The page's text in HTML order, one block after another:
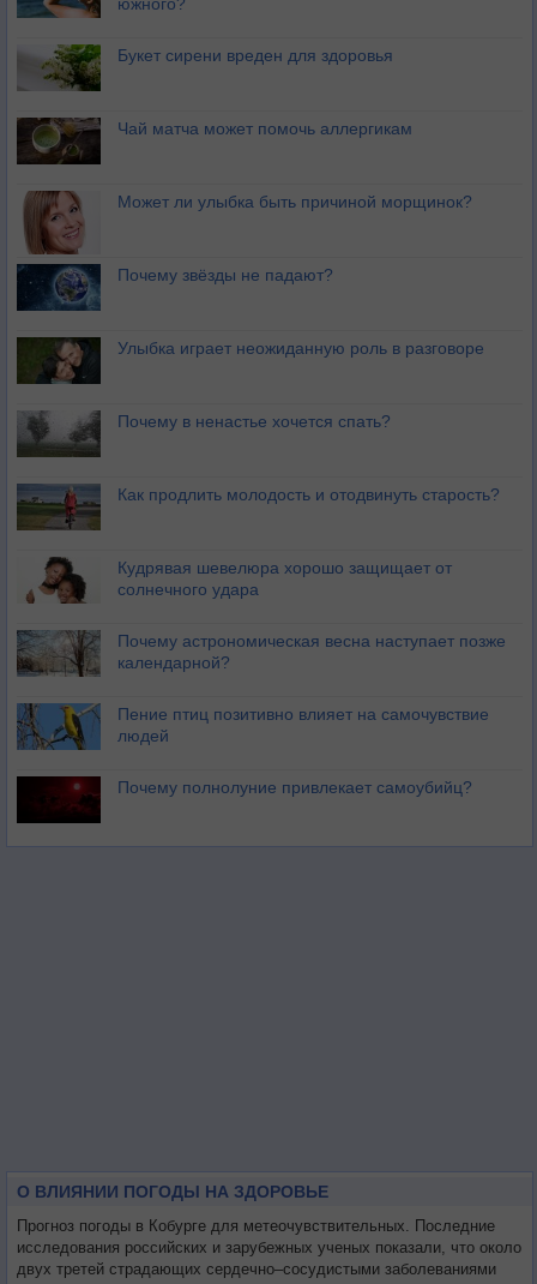
Букет сирени вреден для здоровья
Чай матча может помочь аллергикам
Может ли улыбка быть причиной морщинок?
Почему звёзды не падают?
Улыбка играет неожиданную роль в разговоре
Почему в ненастье хочется спать?
Как продлить молодость и отодвинуть старость?
Кудрявая шевелюра хорошо защищает от
солнечного удара
Почему астрономическая весна наступает позже
календарной?
Пение птиц позитивно влияет на самочувствие
людей
Почему полнолуние привлекает самоубийц?
О ВЛИЯНИИ ПОГОДЫ НА ЗДОРОВЬЕ
Прогноз погоды в Кобурге для метеочувствительных. Последние
исследования российских и зарубежных ученых показали, что около
двух третей страдающих сердечно–сосудистыми заболеваниями